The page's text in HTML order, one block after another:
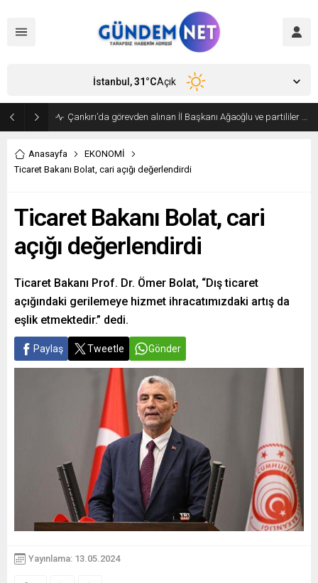
Bakan Fidan, Hamas Siyasi Büro Şefi Hayye’yi kabul etti
İstanbul,31°CAçık
Anasayfa
EKONOMİ
Ticaret Bakanı Bolat, cari açığı değerlendirdi
Ticaret Bakanı Bolat, cari
açığı değerlendirdi
Ticaret Bakanı Prof. Dr. Ömer Bolat, “Dış ticaret
açığındaki gerilemeye hizmet ihracatımızdaki artış da
eşlik etmektedir.” dedi.
Paylaş Tweetle Gönder
Yayınlama: 13.05.2024